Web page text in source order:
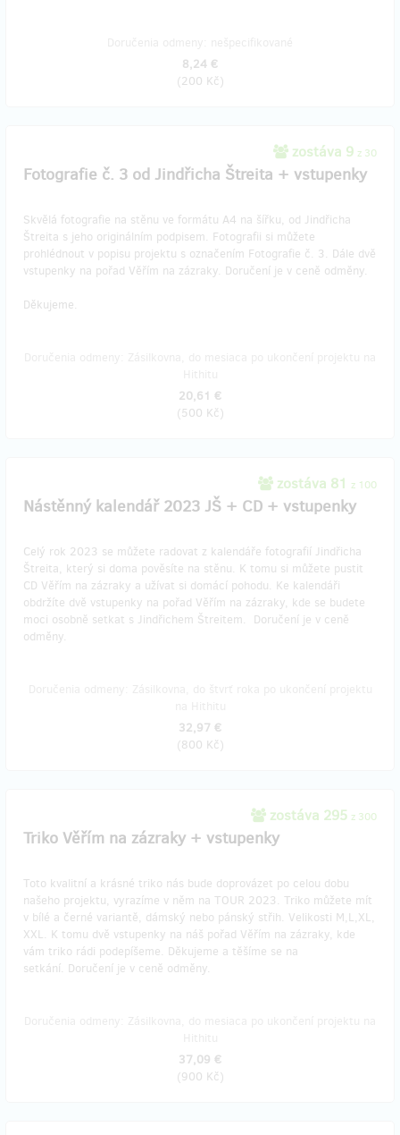
8,24 €
(200 Kč)
zostáva 9 z 30
Fotografie č. 3 od Jindřicha Štreita + vstupenky
Skvělá fotografie na stěnu ve formátu A4 na šířku, od Jindřicha
Štreita s jeho originálním podpisem. Fotografii si můžete
prohlédnout v popisu projektu s označením Fotografie č. 3. Dále dvě
vstupenky na pořad Věřím na zázraky. Doručení je v ceně odměny.
Děkujeme.
20,61 €
(500 Kč)
zostáva 81 z 100
Nástěnný kalendář 2023 JŠ + CD + vstupenky
Celý rok 2023 se můžete radovat z kalendáře fotografií Jindřicha
Štreita, který si doma pověsíte na stěnu. K tomu si můžete pustit
CD Věřím na zázraky a užívat si domácí pohodu. Ke kalendáři
obdržíte dvě vstupenky na pořad Věřím na zázraky, kde se budete
moci osobně setkat s Jindřichem Štreitem. Doručení je v ceně
odměny.
32,97 €
(800 Kč)
zostáva 295 z 300
Triko Věřím na zázraky + vstupenky
Toto kvalitní a krásné triko nás bude doprovázet po celou dobu
našeho projektu, vyrazíme v něm na TOUR 2023. Triko můžete mít
v bílé a černé variantě, dámský nebo pánský střih. Velikosti M,L,XL,
XXL. K tomu dvě vstupenky na náš pořad Věřím na zázraky, kde
vám triko rádi podepíšeme. Děkujeme a těšíme se na
setkání. Doručení je v ceně odměny.
37,09 €
(900 Kč)